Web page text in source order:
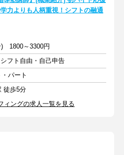
力よりも人柄重視！シフトの融通
) 1800～3300円
フト自由・自己申告
パート
徒歩5分
ィングの求人一覧を見る